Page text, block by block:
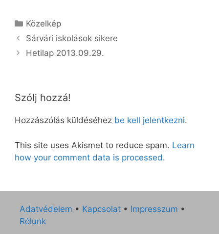
Kategória
Közelkép
Sárvári iskolások sikere
Hetilap 2013.09.29.
Szólj hozzá!
Hozzászólás küldéséhez be kell jelentkezni.
This site uses Akismet to reduce spam. Learn
how your comment data is processed.
Adatvédelem • Kapcsolat • Impresszum •
Rólunk